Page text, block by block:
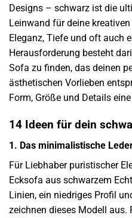
Designs – schwarz ist die
Leinwand für deine
Eleganz, Tiefe und oft auch
Herausforderung besteht
Sofa zu finden, das deinen
ästhetischen Vorlieben
Form, Größe und Details
14 Ideen für dein
1. Das minimalistische
Für Liebhaber puristischer
Ecksofa aus schwarzem
Linien, ein niedriges Profil
zeichnen dieses Modell aus.